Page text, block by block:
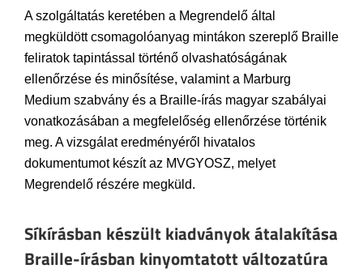
A szolgáltatás keretében a Megrendelő által
megküldött csomagolóanyag mintákon szereplő Braille
feliratok tapintással történő olvashatóságának
ellenőrzése és minősítése, valamint a Marburg
Medium szabvány és a Braille-írás magyar szabályai
vonatkozásában a megfelelőség ellenőrzése történik
meg. A vizsgálat eredményéről hivatalos
dokumentumot készít az MVGYOSZ, melyet
Megrendelő részére megküld.
Síkírásban készült kiadványok átalakítása
Braille-írásban kinyomtatott változatúra